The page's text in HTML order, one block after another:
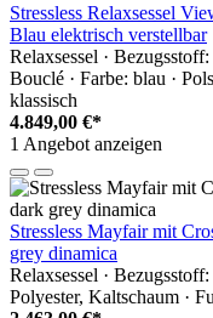
Stressless Relaxsessel
Blau elektrisch verstellbar
Relaxsessel ·
Bouclé · Farbe: blau ·
klassisch
4.849,00 €*
1 Angebot anzeigen
Stressless Mayfair mit
grey dinamica
Relaxsessel ·
Polyester, Kaltschaum ·